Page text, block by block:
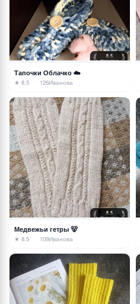
Тапочки Облачко ☁️
★ 8.5 126Иванова
Медвежьи гетры 🐻
★ 8.5 109Иванова